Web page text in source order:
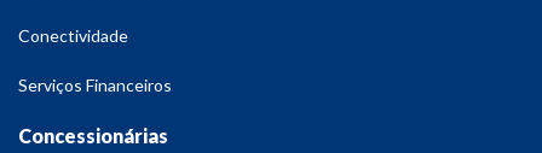
Conectividade
Serviços Financeiros
Concessionárias